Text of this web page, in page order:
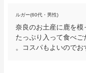
ルガー(60代・男性)
奈良のお土産に鹿を
たっぷり入って食べ
。コスパもよいのでお